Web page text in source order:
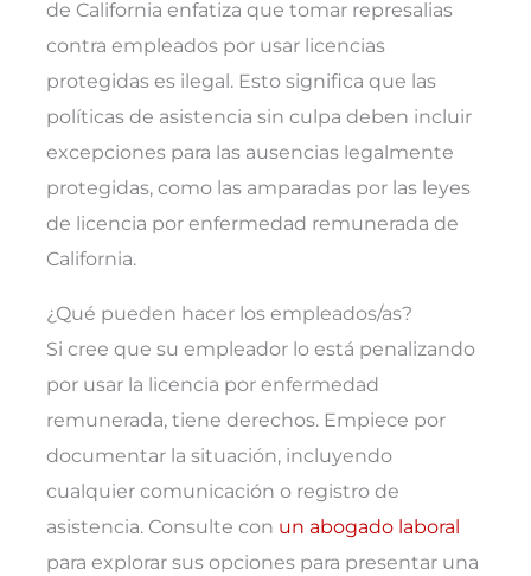
de California enfatiza que tomar represalias
contra empleados por usar licencias
protegidas es ilegal. Esto significa que las
políticas de asistencia sin culpa deben incluir
excepciones para las ausencias legalmente
protegidas, como las amparadas por las leyes
de licencia por enfermedad remunerada de
California.
¿Qué pueden hacer los empleados/as?
Si cree que su empleador lo está penalizando
por usar la licencia por enfermedad
remunerada, tiene derechos. Empiece por
documentar la situación, incluyendo
cualquier comunicación o registro de
asistencia. Consulte con un abogado laboral
para explorar sus opciones para presentar una